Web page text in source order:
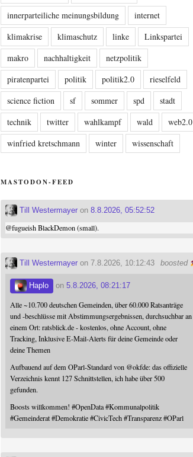
innerparteiliche meinungsbildung
internet
klimakrise
klimaschutz linke
Linkspartei
makro
nachhaltigkeit
netzpolitik
piratenpartei
politik politik2.0
rieselfeld
science fiction
sf sommer spd
stadt
technik
twitter wahlkampf wald
web2.0
winfried kretschmann
winter wissenschaft
MASTODON-FEED
Till Westermayer on8.8.2026, 05:52:52
@fugueishBlackDemon (small).
boosted
Till Westermayer on 7.8.2026, 10:12:43
Haplo on5.8.2026, 08:21:17
Alle ~10.700 deutschen Gemeinden, über 60.000 Ratsanträge
und -beschlüsse mit Abstimmungsergebnissen, durchsuchbar an
einem Ort: ratsblick.de - kostenlos, ohne Account, ohne
Tracking, Inklusive E-Mail-Alerts für deine Gemeinde oder
deine Themen
Aufbauend auf dem OParl-Standard von @okfde: das offizielle
Verzeichnis kennt 127 Schnittstellen, ich habe über 500
gefunden.
Boosts willkommen!#OpenData #Kommunalpolitik
#Gemeinderat #Demokratie #CivicTech #Transparenz #OParl